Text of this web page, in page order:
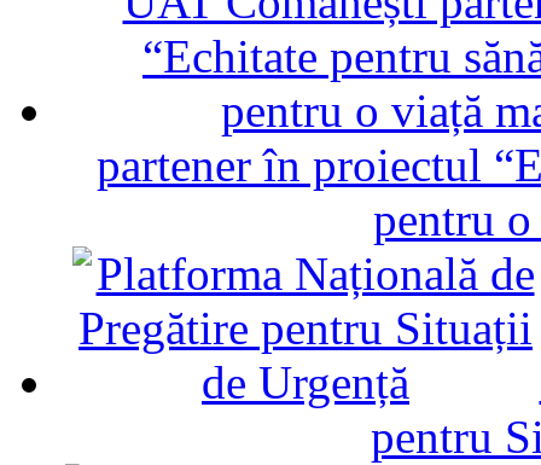
partener în proiectul
pentru
pentru